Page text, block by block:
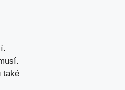
také